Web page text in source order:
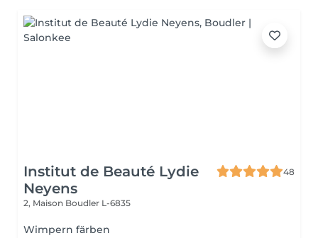
Institut de Beauté Lydie
Neyens
48
2, Maison Boudler L-6835
Wimpern färben